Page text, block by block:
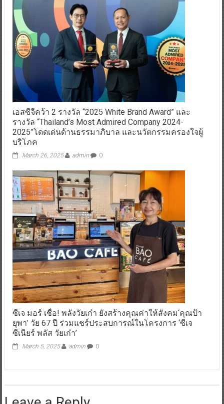
เอสซีจีคว้า 2 รางวัล “2025 White Brand Award” และ
รางวัล “Thailand’s Most Admired Company 2024-
2025”โดดเด่นด้านธรรมาภิบาล และนวัตกรรมครองใจผู้
บริโภค
March 26, 2025 admin 0
ซีเจ มอร์ เชื่อ! พลังวัยเก๋า ยังสร้างคุณค่าให้สังคม‘คุณป้า
ยุพา’ วัย 67 ปี ร่วมแชร์ประสบการณ์ในโครงการ ‘ซีเจ
ซีเนียร์ พลัส วัยเก๋า’
March 5, 2025 admin 0